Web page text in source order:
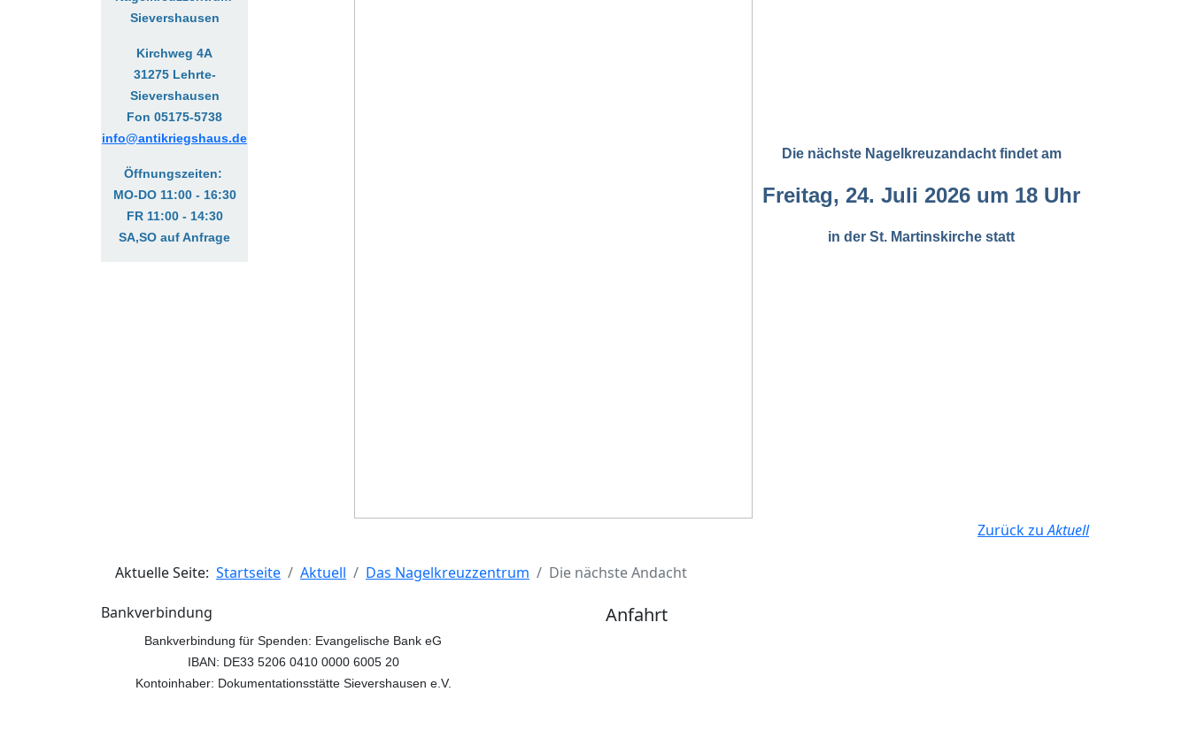
Sievershausen
Kirchweg 4A
31275 Lehrte-
Sievershausen
Fon 05175-5738
info@antikriegshaus.de
Öffnungszeiten:
MO-DO 11:00 - 16:30
FR 11:00 - 14:30
SA,SO auf Anfrage
Die nächste Nagelkreuzandacht findet am
Freitag, 24. Juli 2026 um 18 Uhr
in der St. Martinskirche statt
Zurück zuAktuell
Aktuelle Seite: Startseite Aktuell Das Nagelkreuzzentrum Die nächste Andacht
Bankverbindung
Bankverbindung für Spenden: Evangelische Bank eG
IBAN: DE33 5206 0410 0000 6005 20
Kontoinhaber: Dokumentationsstätte Sievershausen e.V.
Anfahrt